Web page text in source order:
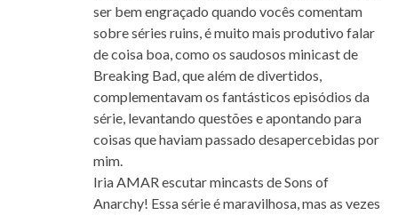
ser bem engraçado quando vocês comentam
sobre séries ruins, é muito mais produtivo falar
de coisa boa, como os saudosos minicast de
Breaking Bad, que além de divertidos,
complementavam os fantásticos episódios da
série, levantando questões e apontando para
coisas que haviam passado desapercebidas por
mim.
Iria AMAR escutar mincasts de Sons of
Anarchy! Essa série é maravilhosa, mas as vezes